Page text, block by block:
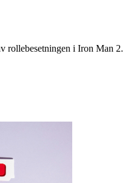
rollebesetningen i Iron Man 2.